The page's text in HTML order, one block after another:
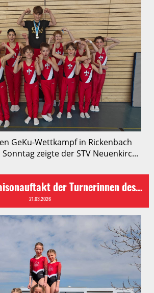
GeKu-Wettkampf in Rickenbach
zeigte der STV Neuenkirc...
Erfolgreicher Saisonauftakt der Turnerinnen des STV Neuenkirch
21.03.2026